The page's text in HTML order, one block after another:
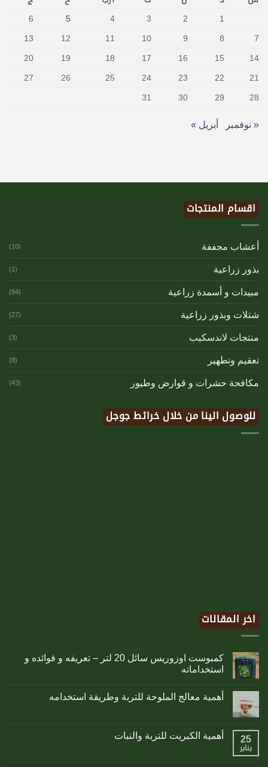
1
2
3
4
5
6
7
8
9
10
11
12
13
14
15
16
17
18
19
20
21
22
23
24
25
26
27
28
29
30
31
« نوفمبر أبريل »
اقسام المنتجات
أعشاب مجففة (10)
بذور زراعية (1)
مبيدات و أسمدة زراعية (94)
شتلات وبذور زراعية (27)
منتجات لاندسكيب (3)
تعقيم وتطهير (8)
مكافحة حشرات و قوارض وطيور (43)
للوصول الينا من خلال خرائط جوجل
اخر المقالات
كمبوست اوزوريس سائل 20 لتر – تعريفه و فوائده و
استخداماته
أهمية معالج الملوحة للتربة وطريقة استخدامه
25
يناير
أهمية الكبريت للتربة والنبات